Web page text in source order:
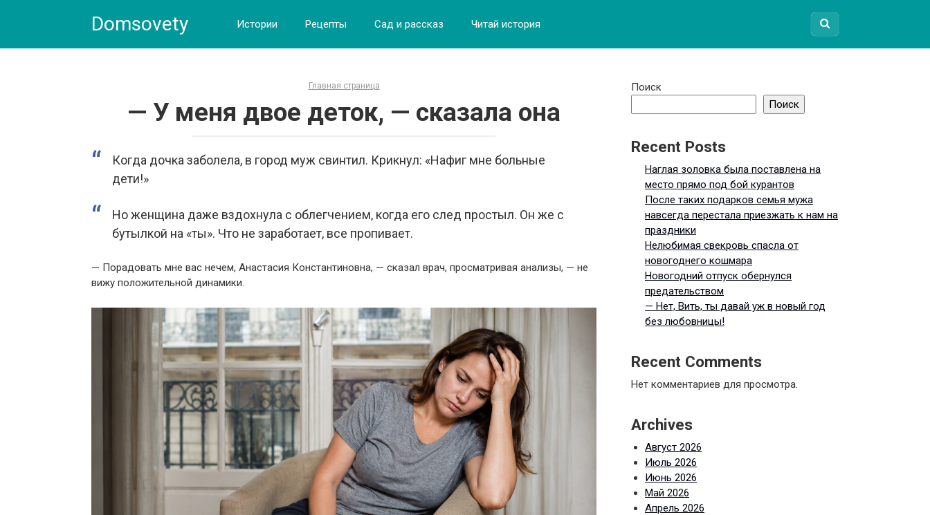
Domsovety Истории Рецепты Сад и рассказ Читай история
Главная страница
— У меня двое деток, — сказала она
Когда дочка заболела, в город муж свинтил. Крикнул: «Нафиг мне больные
дети!»
Но женщина даже вздохнула с облегчением, когда его след простыл. Он же с
бутылкой на «ты». Что не заработает, все пропивает.
— Порадовать мне вас нечем, Анастасия Константиновна, — сказал врач, просматривая анализы, — не
вижу положительной динамики.
Поиск
Поиск
Recent Posts
Наглая золовка была поставлена на
место прямо под бой курантов
После таких подарков семья мужа
навсегда перестала приезжать к нам на
праздники
Нелюбимая свекровь спасла от
новогоднего кошмара
Новогодний отпуск обернулся
предательством
— Нет, Вить, ты давай уж в новый год
без любовницы!
Recent Comments
Нет комментариев для просмотра.
Archives
Август 2026
Июль 2026
Июнь 2026
Май 2026
Апрель 2026